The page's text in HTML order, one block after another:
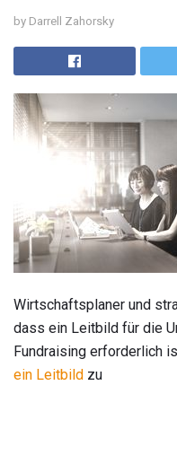
by Darrell Zahorsky
Wirtschaftsplaner und
dass ein Leitbild für die
Fundraising erforderlich
ein Leitbild zu